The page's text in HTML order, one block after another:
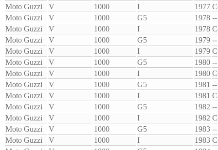
Moto Guzzi
V 1000 I 1977
Moto Guzzi
V 1000 G5 1978 --
Moto Guzzi
V 1000 I 1978
Moto Guzzi
V 1000 G5 1979 --
Moto Guzzi
V 1000 I 1979
Moto Guzzi
V 1000 G5 1980 --
Moto Guzzi
V 1000 I 1980
Moto Guzzi
V 1000 G5 1981 --
Moto Guzzi
V 1000 I 1981
Moto Guzzi
V 1000 G5 1982 --
Moto Guzzi
V 1000 I 1982
Moto Guzzi
V 1000 G5 1983 --
Moto Guzzi
V 1000 I 1983